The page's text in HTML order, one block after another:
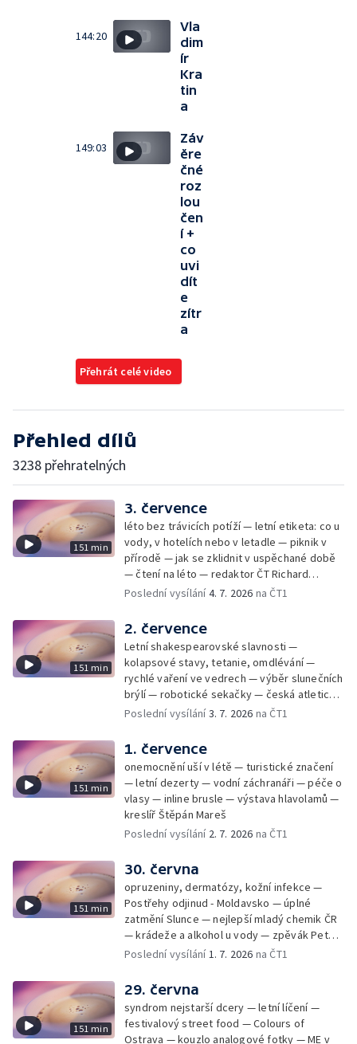
144:20
Vla
dim
ír
Kra
tin
a
149:03
Záv
ěre
čné
roz
lou
čen
í +
co
uvi
dít
e
zítr
a
Přehrát celé video
Přehled dílů
3238 přehratelných
151 min
3. července
léto bez trávicích potíží — letní etiketa: co u
vody, v hotelích nebo v letadle — piknik v
přírodě — jak se zklidnit v uspěchané době
— čtení na léto — redaktor ČT Richard
Samko
Poslední vysílání4. 7. 2026 na ČT1
151 min
2. července
Letní shakespearovské slavnosti —
kolapsové stavy, tetanie, omdlévání —
rychlé vaření ve vedrech — výběr slunečních
brýlí — robotické sekačky — česká atletická
rekordmanka — psí seriál: výmarský
Poslední vysílání3. 7. 2026 na ČT1
151 min
1. července
onemocnění uší v létě — turistické značení
— letní dezerty — vodní záchranáři — péče o
vlasy — inline brusle — výstava hlavolamů —
kreslíř Štěpán Mareš
Poslední vysílání 2. 7. 2026 na ČT1
151 min
30. června
opruzeniny, dermatózy, kožní infekce —
Postřehy odjinud - Moldavsko — úplné
zatmění Slunce — nejlepší mladý chemik ČR
— krádeže a alkohol u vody — zpěvák Peter
Cmorik
Poslední vysílání1. 7. 2026 na ČT1
151 min
29. června
syndrom nejstarší dcery — letní líčení —
festivalový street food — Colours of
Ostrava — kouzlo analogové fotky — ME v